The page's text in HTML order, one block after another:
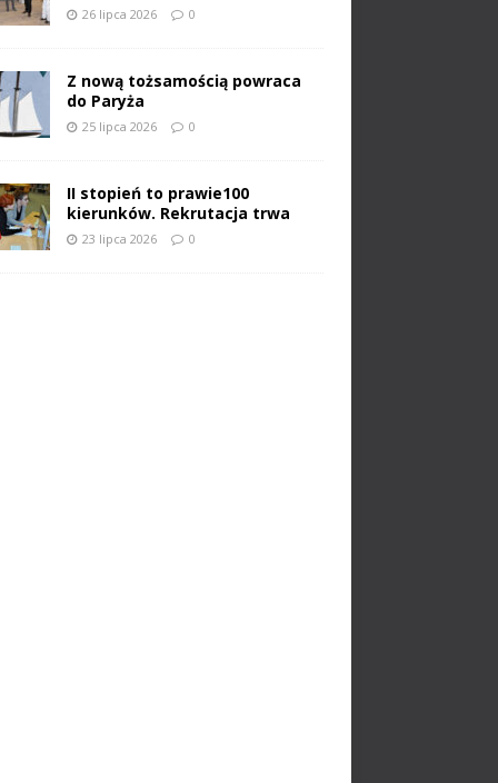
26 lipca 2026 0
Z nową tożsamością powraca
do Paryża
25 lipca 2026 0
II stopień to prawie100
kierunków. Rekrutacja trwa
23 lipca 2026 0